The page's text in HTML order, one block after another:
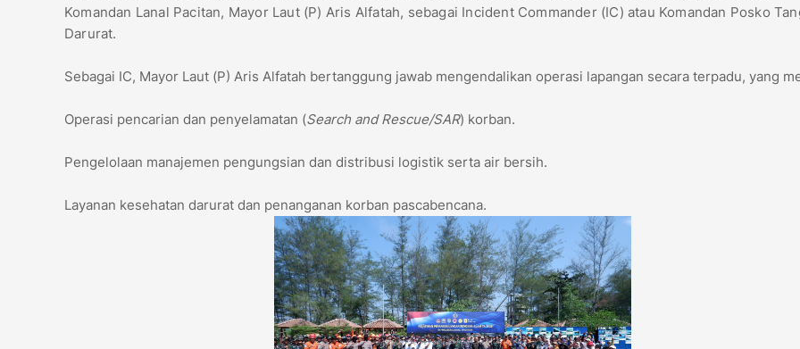
Komandan Lanal Pacitan, Mayor Laut (P) Aris Alfatah, sebagai Incident Commander (IC) atau Komandan Posko
Darurat.
​Sebagai IC, Mayor Laut (P) Aris Alfatah bertanggung jawab mengendalikan operasi lapangan secara terpadu, yang
​Operasi pencarian dan penyelamatan (Search and Rescue/SAR) korban.
​Pengelolaan manajemen pengungsian dan distribusi logistik serta air bersih.
​Layanan kesehatan darurat dan penanganan korban pascabencana.